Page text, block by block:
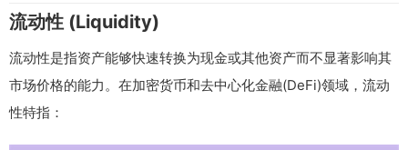
流动性 (Liquidity)
流动性是指资产能够快速转换为现金或其他资产而不显著影响其
市场价格的能力。在加密货币和去中心化金融(DeFi)领域，流动
性特指：